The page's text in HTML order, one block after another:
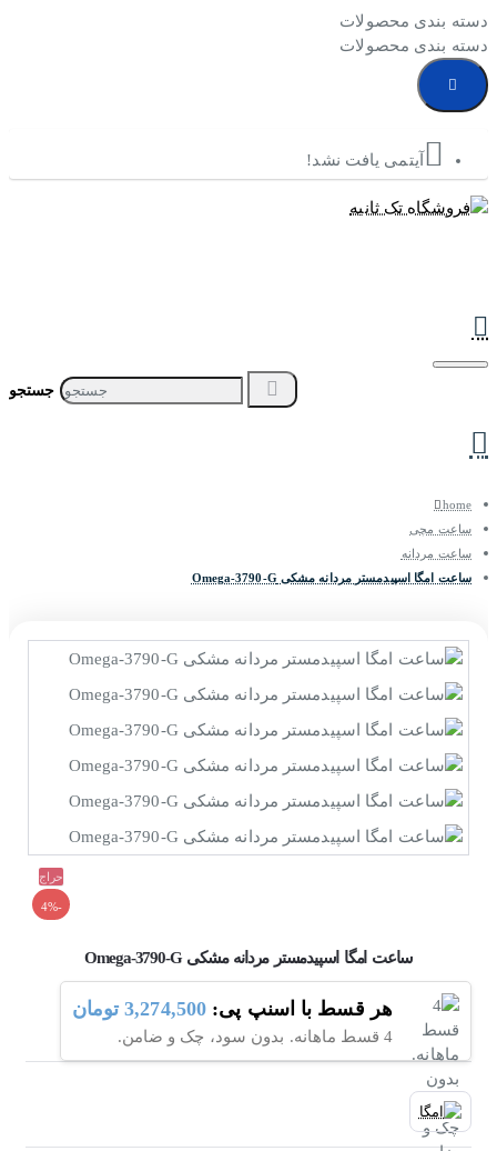
دسته بندی محصولات
دسته بندی محصولات
آیتمی یافت نشد!
home
ساعت مچی
ساعت مردانه
ساعت امگا اسپیدمستر مردانه مشکی Omega-3790-G
حراج
-4%
ساعت امگا اسپیدمستر مردانه مشکی Omega-3790-G
هر قسط با اسنپ پی: 3,274,500 تومان
4 قسط ماهانه. بدون سود، چک و ضامن.